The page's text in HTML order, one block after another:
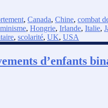
, Canada, Chine, combat
, Hongrie, Irlande, Italie,
, scolarité, UK, USA
d’enfants